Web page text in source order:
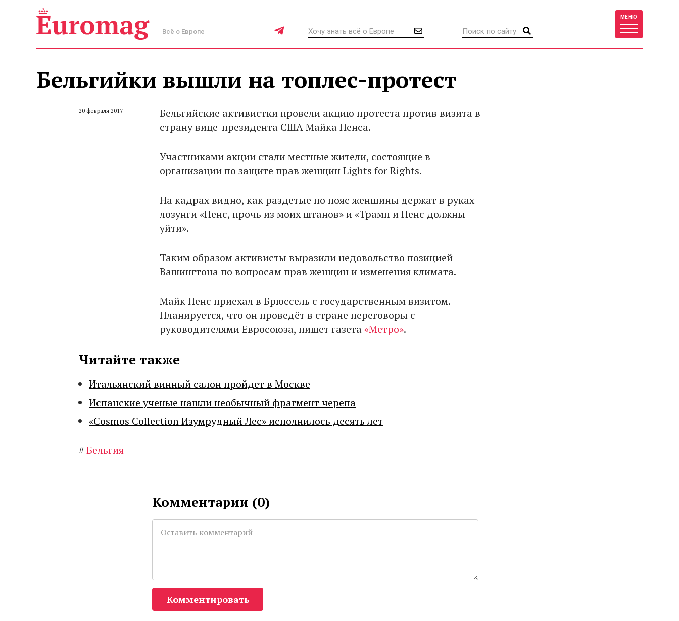
Всё о Европе
МЕНЮ
Бельгийки вышли на топлес-протест
20 февраля 2017
Бельгийские активистки провели акцию протеста против визита в
страну вице-президента США Майка Пенса.
Участниками акции стали местные жители, состоящие в
организации по защите прав женщин Lights for Rights.
На кадрах видно, как раздетые по пояс женщины держат в руках
лозунги «Пенс, прочь из моих штанов» и «Трамп и Пенс должны
уйти».
Таким образом активисты выразили недовольство позицией
Вашингтона по вопросам прав женщин и изменения климата.
Майк Пенс приехал в Брюссель с государственным визитом.
Планируется, что он проведёт в стране переговоры с
руководителями Евросоюза, пишет газета«Метро».
Читайте также
Итальянский винный салон пройдет в Москве
Испанские ученые нашли необычный фрагмент черепа
«Cosmos Collection Изумрудный Лес» исполнилось десять лет
#Бельгия
Комментарии (0)
Комментировать